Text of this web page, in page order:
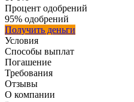
Процент одобрений
95% одобрений
Получить деньги
Условия
Способы выплат
Погашение
Требования
Отзывы
О компании